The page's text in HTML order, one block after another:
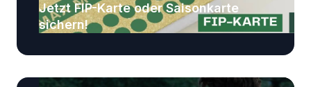
Jetzt FIP-Karte oder Saisonkarte
sichern!